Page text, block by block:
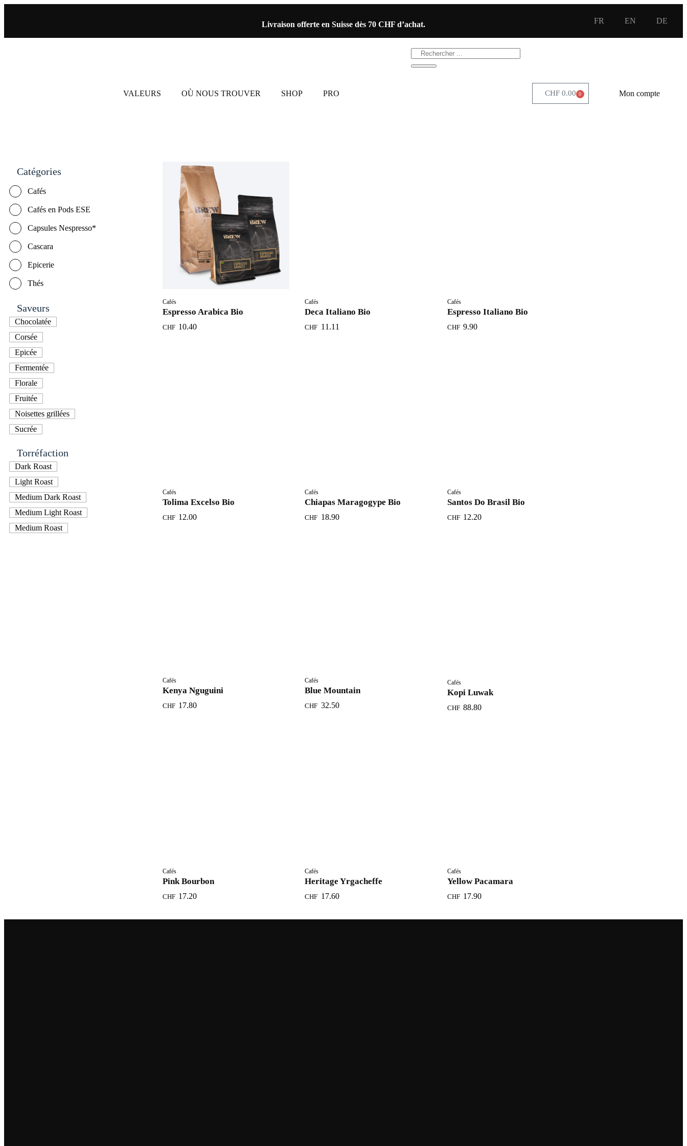
Livraison offerte en Suisse dès 70 CHF d’achat. FR EN DE
VALEURS OÙ NOUS TROUVER SHOP PRO CHF0.00 0 Mon compte
Catégories
Cafés
Cafés en Pods ESE
Capsules Nespresso*
Cascara
Epicerie
Thés
Saveurs
Chocolatée
Corsée
Epicée
Fermentée
Florale
Fruitée
Noisettes grillées
Sucrée
Torréfaction
Dark Roast
Light Roast
Medium Dark Roast
Medium Light Roast
Medium Roast
Cafés
Espresso Arabica Bio
CHF 10.40
Cafés
Deca Italiano Bio
CHF 11.11
Cafés
Espresso Italiano Bio
CHF 9.90
Cafés
Tolima Excelso Bio
CHF 12.00
Cafés
Chiapas Maragogype Bio
CHF 18.90
Cafés
Santos Do Brasil Bio
CHF 12.20
Cafés
Kenya Nguguini
CHF 17.80
Cafés
Blue Mountain
CHF 32.50
Cafés
Kopi Luwak
CHF 88.80
Cafés
Pink Bourbon
CHF 17.20
Cafés
Heritage Yrgacheffe
CHF 17.60
Cafés
Yellow Pacamara
CHF 17.90